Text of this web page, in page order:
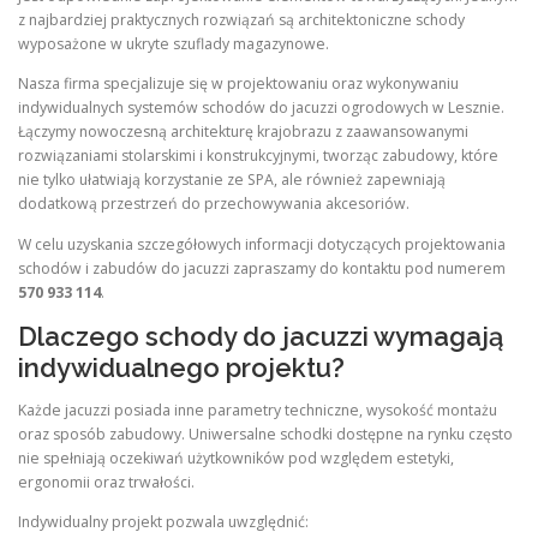
z najbardziej praktycznych rozwiązań są architektoniczne schody
wyposażone w ukryte szuflady magazynowe.
Nasza firma specjalizuje się w projektowaniu oraz wykonywaniu
indywidualnych systemów schodów do jacuzzi ogrodowych w Lesznie.
Łączymy nowoczesną architekturę krajobrazu z zaawansowanymi
rozwiązaniami stolarskimi i konstrukcyjnymi, tworząc zabudowy, które
nie tylko ułatwiają korzystanie ze SPA, ale również zapewniają
dodatkową przestrzeń do przechowywania akcesoriów.
W celu uzyskania szczegółowych informacji dotyczących projektowania
schodów i zabudów do jacuzzi zapraszamy do kontaktu pod numerem
570 933 114.
Dlaczego schody do jacuzzi wymagają
indywidualnego projektu?
Każde jacuzzi posiada inne parametry techniczne, wysokość montażu
oraz sposób zabudowy. Uniwersalne schodki dostępne na rynku często
nie spełniają oczekiwań użytkowników pod względem estetyki,
ergonomii oraz trwałości.
Indywidualny projekt pozwala uwzględnić: